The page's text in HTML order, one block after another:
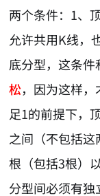
两个条件：1、
允许共用K线，
底分型，这条
松，因为这样
足1的前提下，
之间（不包括
根（包括3根）
分型间必须有独